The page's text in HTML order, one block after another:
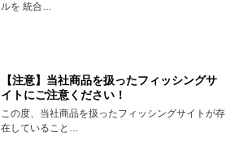
ルを 統合…
【注意】当社商品を扱ったフィッシングサ
イトにご注意ください！
この度、当社商品を扱ったフィッシングサイトが存
在していること…